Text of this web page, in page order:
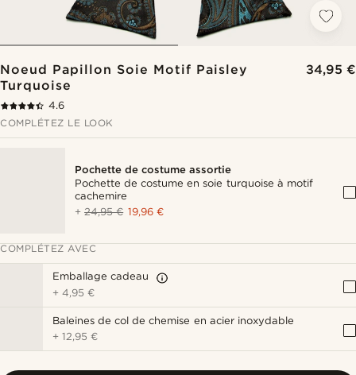
Noeud Papillon Soie Motif Paisley
Turquoise
34,95 €
4.6
COMPLÉTEZ LE LOOK
Pochette de costume assortie
Pochette de costume en soie turquoise à motif
cachemire
+24,95 € 19,96 €
COMPLÉTEZ AVEC
Emballage cadeau
+4,95 €
Baleines de col de chemise en acier inoxydable
+12,95 €